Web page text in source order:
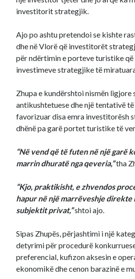
investitorit strategjik.
Ajo po ashtu pretendoi se kishte
dhe në Vlorë që investitorët
për ndërtimin e porteve turistike që
investimeve strategjike të
Zhupa e kundërshtoi nismën ligjore
antikushtetuese dhe një tentativë
favorizuar disa emra investitorësh
dhënë pa garë portet turistike të
“Në vend që të futen në një garë
marrin dhuratë nga qeveria,”tha
“Kjo, praktikisht, e zhvendos
hapur në një marrëveshje direkte
subjektit privat,”shtoi ajo.
Sipas Zhupës, përjashtimi i një
detyrimi për procedurë
preferencial, kufizon aksesin e
ekonomikë dhe cenon barazinë e